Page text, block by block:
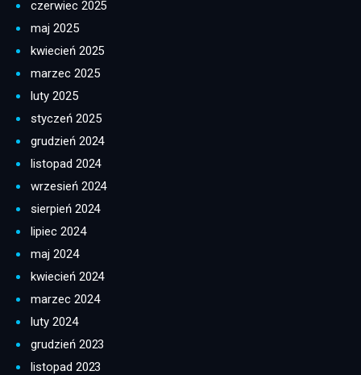
czerwiec 2025
maj 2025
kwiecień 2025
marzec 2025
luty 2025
styczeń 2025
grudzień 2024
listopad 2024
wrzesień 2024
sierpień 2024
lipiec 2024
maj 2024
kwiecień 2024
marzec 2024
luty 2024
grudzień 2023
listopad 2023